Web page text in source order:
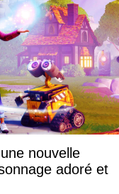
nouvelle
adoré et